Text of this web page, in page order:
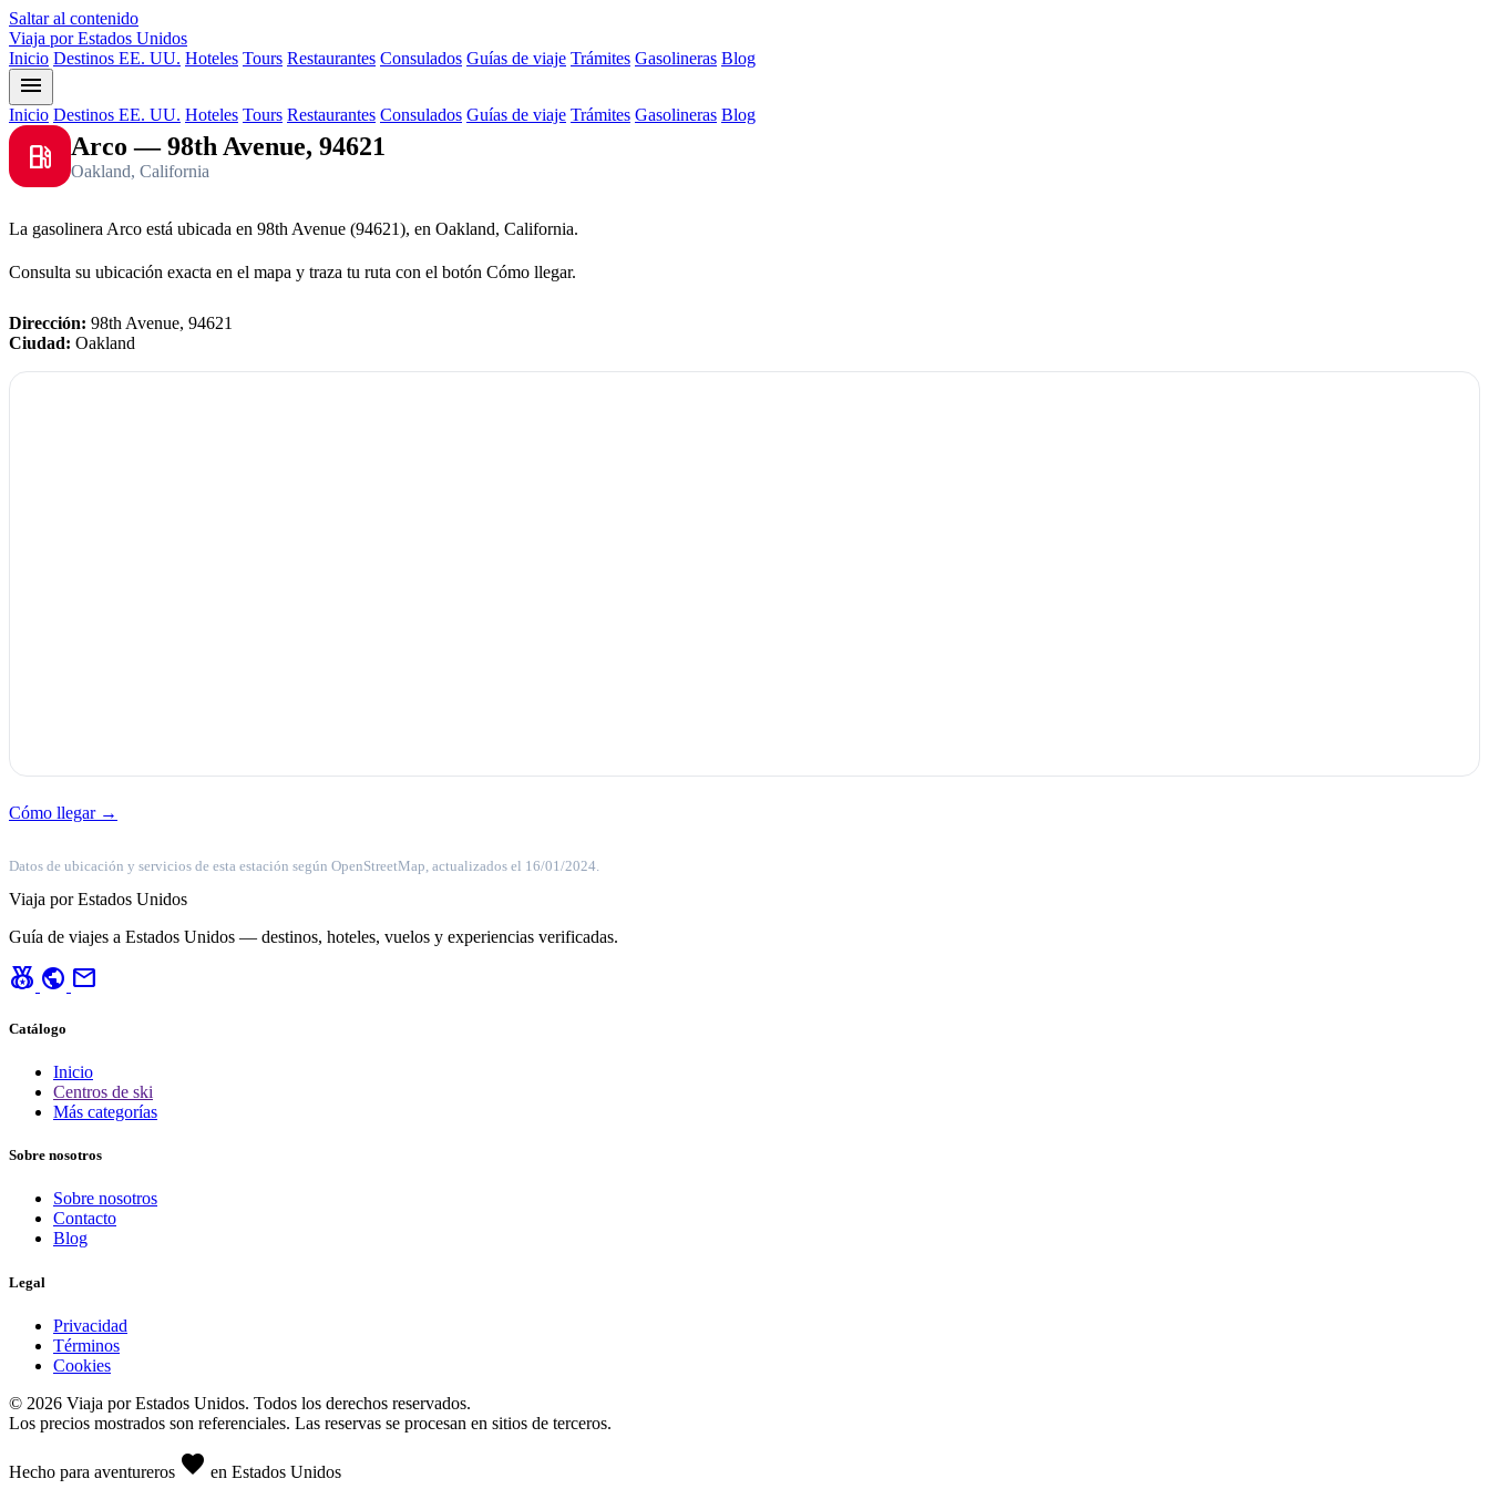
Saltar al contenido
Viaja por Estados Unidos
Inicio Destinos EE. UU. Hoteles Tours Restaurantes Consulados Guías de viaje Trámites Gasolineras Blog
menu
Inicio Destinos EE. UU. Hoteles Tours Restaurantes Consulados Guías de viaje Trámites Gasolineras Blog
local_gas_station Arco — 98th Avenue, 94621
Oakland, California
La gasolinera Arco está ubicada en 98th Avenue (94621), en Oakland, California.
Consulta su ubicación exacta en el mapa y traza tu ruta con el botón Cómo llegar.
Dirección: 98th Avenue, 94621
Ciudad: Oakland
Cómo llegar →
Datos de ubicación y servicios de esta estación según OpenStreetMap, actualizados el 16/01/2024.
Viaja por Estados Unidos
Guía de viajes a Estados Unidos — destinos, hoteles, vuelos y experiencias verificadas.
social_leaderboard public mail
Catálogo
Inicio
Centros de ski
Más categorías
Sobre nosotros
Sobre nosotros
Contacto
Blog
Legal
Privacidad
Términos
Cookies
© 2026 Viaja por Estados Unidos. Todos los derechos reservados.
Los precios mostrados son referenciales. Las reservas se procesan en sitios de terceros.
Hecho para aventureros favorite en Estados Unidos